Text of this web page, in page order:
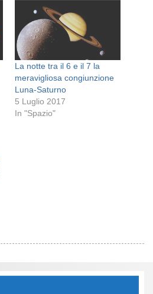
La notte tra il 6 e il 7 la
meravigliosa congiunzione
Luna-Saturno
5 Luglio 2017
In "Spazio"